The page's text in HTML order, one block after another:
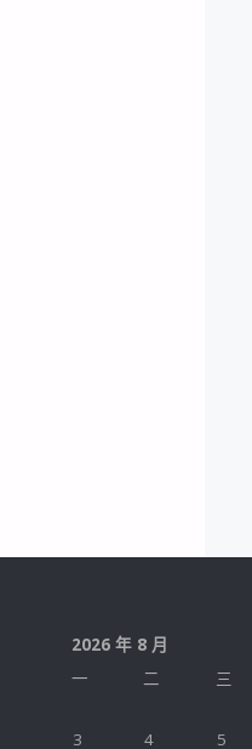
2026 年 8 月
一
二 三
3
4 5